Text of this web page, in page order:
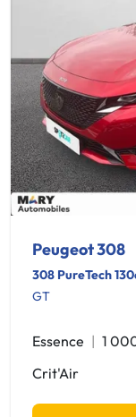
Peugeot 308
308 PureTech
GT
Essence 1
Crit'Air